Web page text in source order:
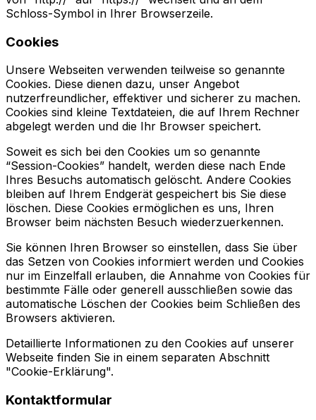
Schloss-Symbol in Ihrer Browserzeile.
Cookies
Unsere Webseiten verwenden teilweise so genannte
Cookies. Diese dienen dazu, unser Angebot
nutzerfreundlicher, effektiver und sicherer zu machen.
Cookies sind kleine Textdateien, die auf Ihrem Rechner
abgelegt werden und die Ihr Browser speichert.
Soweit es sich bei den Cookies um so genannte
“Session-Cookies” handelt, werden diese nach Ende
Ihres Besuchs automatisch gelöscht. Andere Cookies
bleiben auf Ihrem Endgerät gespeichert bis Sie diese
löschen. Diese Cookies ermöglichen es uns, Ihren
Browser beim nächsten Besuch wiederzuerkennen.
Sie können Ihren Browser so einstellen, dass Sie über
das Setzen von Cookies informiert werden und Cookies
nur im Einzelfall erlauben, die Annahme von Cookies für
bestimmte Fälle oder generell ausschließen sowie das
automatische Löschen der Cookies beim Schließen des
Browsers aktivieren.
Detaillierte Informationen zu den Cookies auf unserer
Webseite finden Sie in einem separaten Abschnitt
"Cookie-Erklärung".
Kontaktformular